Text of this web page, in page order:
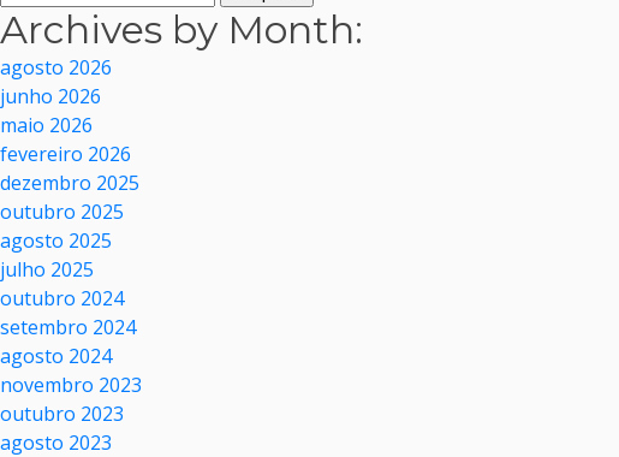
por:
Archives by Month:
agosto 2026
junho 2026
maio 2026
fevereiro 2026
dezembro 2025
outubro 2025
agosto 2025
julho 2025
outubro 2024
setembro 2024
agosto 2024
novembro 2023
outubro 2023
agosto 2023